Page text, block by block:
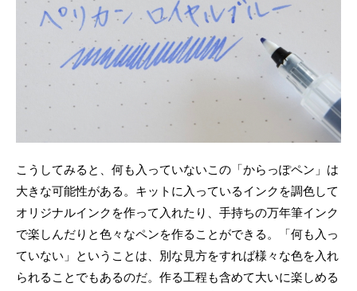
こうしてみると、何も入っていないこの「からっぽペン」は
大きな可能性がある。キットに入っているインクを調色して
オリジナルインクを作って入れたり、手持ちの万年筆インク
で楽しんだりと色々なペンを作ることができる。「何も入っ
ていない」ということは、別な見方をすれば様々な色を入れ
られることでもあるのだ。作る工程も含めて大いに楽しめる